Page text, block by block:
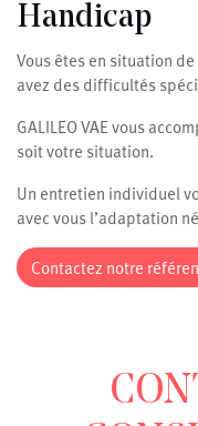
Handicap
Vous êtes en situation de
avez des difficultés
GALILEO VAE vous
soit votre situation.
Un entretien individuel
avec vous l’adaptation
Contactez notre